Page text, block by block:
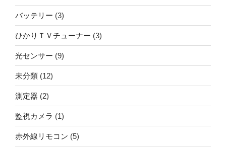
バッテリー (3)
ひかりＴＶチューナー (3)
光センサー (9)
未分類 (12)
測定器 (2)
監視カメラ (1)
赤外線リモコン (5)